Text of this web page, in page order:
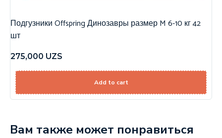
Подгузники Offspring Динозавры размер M 6-10 кг 42
шт
275,000 UZS
Add to cart
Вам также может понравиться